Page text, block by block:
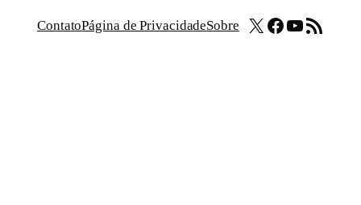
ContatoPágina de PrivacidadeSobre X Facebook
Youtube
Feed RSS